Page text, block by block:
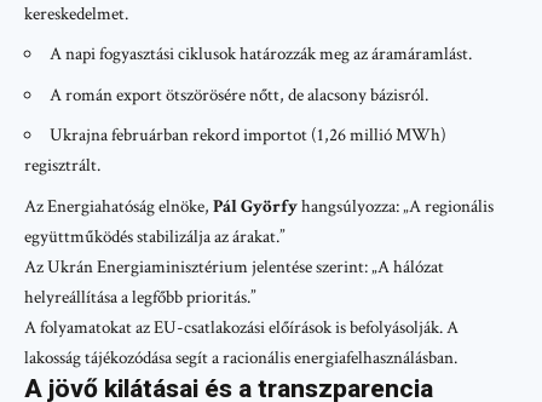
kereskedelmet.
A napi fogyasztási ciklusok határozzák meg az áramáramlást.
A román export ötszörösére nőtt, de alacsony bázisról.
Ukrajna februárban rekord importot (1,26 millió MWh)
regisztrált.
Az Energiahatóság elnöke, Pál Györfyhangsúlyozza: „A regionális
együttműködés stabilizálja az árakat.”
Az Ukrán Energiaminisztérium jelentése szerint: „A hálózat
helyreállítása a legfőbb prioritás.”
A folyamatokat az EU-csatlakozási előírások is befolyásolják. A
lakosság tájékozódása segít a racionális energiafelhasználásban.
A jövő kilátásai és a transzparencia